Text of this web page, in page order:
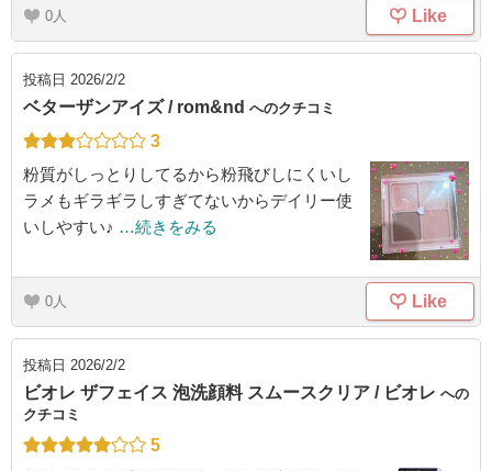
0 Like
投稿日 2026/2/2
ベターザンアイズ / rom&nd へのクチコミ
3
粉質がしっとりしてるから粉飛びしにくいし
ラメもギラギラしすぎてないからデイリー使
いしやすい♪ …続きをみる
0 Like
投稿日 2026/2/2
ビオレ ザフェイス 泡洗顔料 スムースクリア / ビオレ への
クチコミ
5